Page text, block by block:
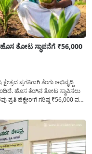
ತೋಟ ಸ್ಥಾಪನೆಗೆ ₹56,000
ಪ್ರಗತಿಗಾಗಿ ತೆಂಗು ಅಭಿವೃದ್ದಿ
ಹೊಸ ತೆಂಗಿನ ತೋಟ ಸ್ಥಾಪಿಸಲು
ಹೆಕ್ಟೇರ್‌ಗೆ ಗರಿಷ್ಠ ₹56,000 ವರೆಗೆ